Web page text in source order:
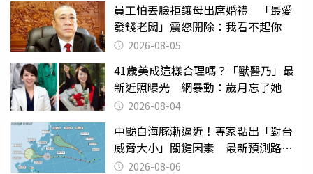
員工怕丟臉拒讓母出席婚禮 「最愛
發錢老闆」震怒開除：我看不起你
2026-08-05
41歲美成這樣合理嗎？「獸醫乃」最
新近照曝光 網暴動：歲月忘了她
2026-08-04
中颱白海豚漸逼近！專家點出「對台
威脅大小」關鍵因素 最新預測路徑
曝 2026-08-06